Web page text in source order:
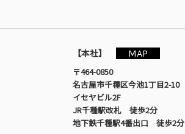
【本社】
MAP
〒464-0850
名古屋市千種区今池1丁目2-10
イセヤビル2F
JR千種駅改札 徒歩2分
地下鉄千種駅4番出口 徒歩2分